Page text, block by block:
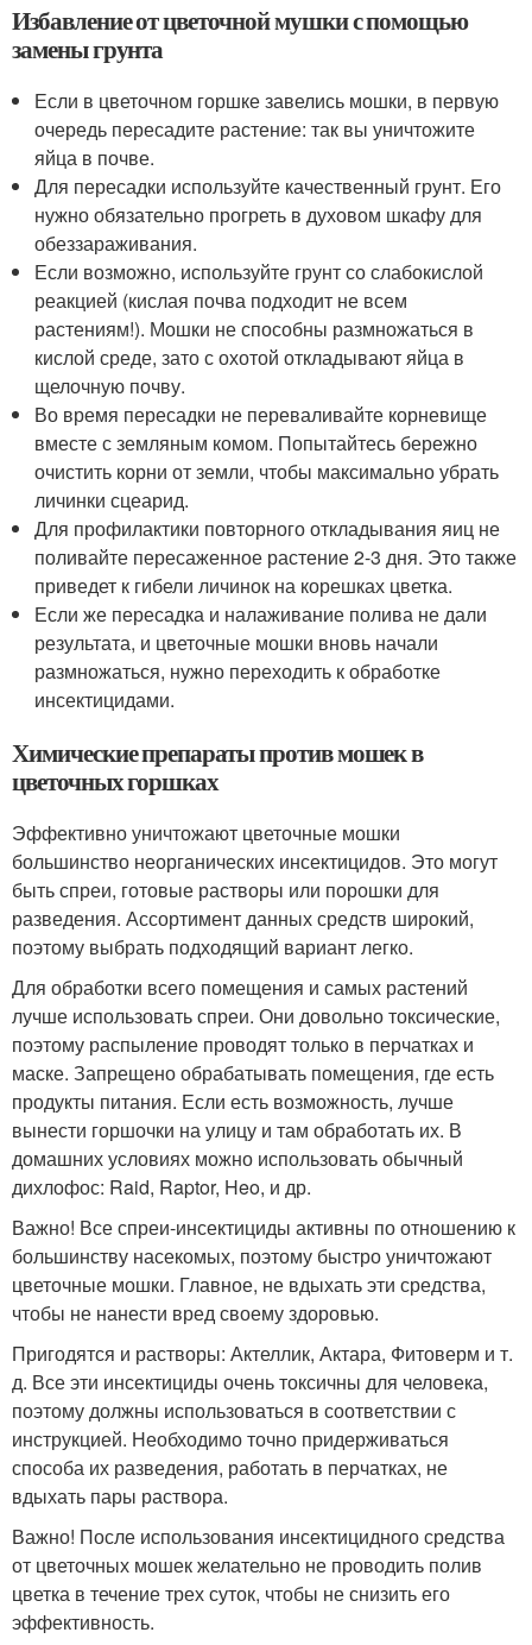
Избавление от цветочной мушки с помощью
замены грунта
Если в цветочном горшке завелись мошки, в первую
очередь пересадите растение: так вы уничтожите
яйца в почве.
Для пересадки используйте качественный грунт. Его
нужно обязательно прогреть в духовом шкафу для
обеззараживания.
Если возможно, используйте грунт со слабокислой
реакцией (кислая почва подходит не всем
растениям!). Мошки не способны размножаться в
кислой среде, зато с охотой откладывают яйца в
щелочную почву.
Во время пересадки не переваливайте корневище
вместе с земляным комом. Попытайтесь бережно
очистить корни от земли, чтобы максимально убрать
личинки сцеарид.
Для профилактики повторного откладывания яиц не
поливайте пересаженное растение 2-3 дня. Это также
приведет к гибели личинок на корешках цветка.
Если же пересадка и налаживание полива не дали
результата, и цветочные мошки вновь начали
размножаться, нужно переходить к обработке
инсектицидами.
Химические препараты против мошек в
цветочных горшках
Эффективно уничтожают цветочные мошки
большинство неорганических инсектицидов. Это могут
быть спреи, готовые растворы или порошки для
разведения. Ассортимент данных средств широкий,
поэтому выбрать подходящий вариант легко.
Для обработки всего помещения и самых растений
лучше использовать спреи. Они довольно токсические,
поэтому распыление проводят только в перчатках и
маске. Запрещено обрабатывать помещения, где есть
продукты питания. Если есть возможность, лучше
вынести горшочки на улицу и там обработать их. В
домашних условиях можно использовать обычный
дихлофос: Raid, Raptor, Heo, и др.
Важно! Все спреи-инсектициды активны по отношению к
большинству насекомых, поэтому быстро уничтожают
цветочные мошки. Главное, не вдыхать эти средства,
чтобы не нанести вред своему здоровью.
Пригодятся и растворы: Актеллик, Актара, Фитоверм и т.
д. Все эти инсектициды очень токсичны для человека,
поэтому должны использоваться в соответствии с
инструкцией. Необходимо точно придерживаться
способа их разведения, работать в перчатках, не
вдыхать пары раствора.
Важно! После использования инсектицидного средства
от цветочных мошек желательно не проводить полив
цветка в течение трех суток, чтобы не снизить его
эффективность.